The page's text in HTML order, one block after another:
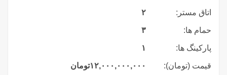
اتاق مستر: ۲
حمام ها: ۳
پارکینگ ها: ۱
قیمت (تومان): ۱۲,۰۰۰,۰۰۰,۰۰۰تومان